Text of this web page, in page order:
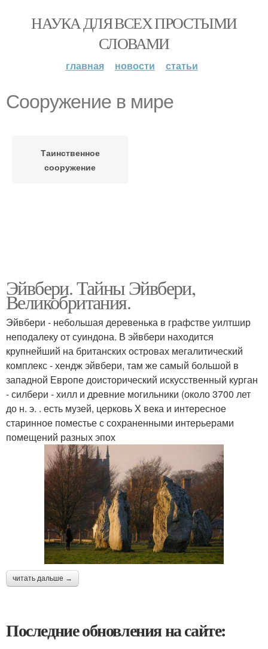
НАУКА ДЛЯ ВСЕХ ПРОСТЫМИ
СЛОВАМИ
главная новости статьи
Сооружение в мире
Таинственное
сооружение
Эйвбери. Тайны Эйвбери,
Великобритания.
Эйвбери - небольшая деревенька в графстве уилтшир
неподалеку от суиндона. В эйвбери находится
крупнейший на британских островах мегалитический
комплекс - хендж эйвбери, там же самый большой в
западной Европе доисторический искусственный курган
- силбери - хилл и древние могильники (около 3700 лет
до н. э. . есть музей, церковь X века и интересное
старинное поместье с сохраненными интерьерами
помещений разных эпох
читать дальше →
Последние обновления на сайте: